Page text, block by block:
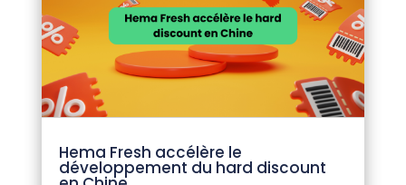
Hema Fresh accélère le
développement du hard discount